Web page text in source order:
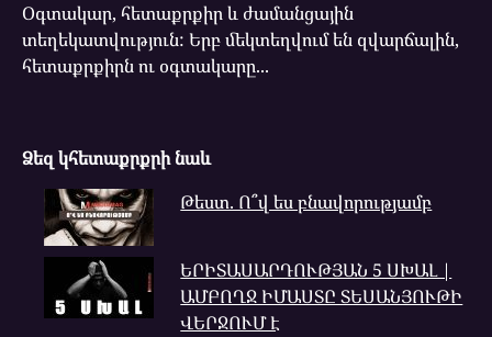
Օգտակար, հետաքրքիր և ժամանցային
տեղեկատվություն: Երբ մեկտեղվում են զվարճալին,
հետաքրքիրն ու օգտակարը...
Ձեզ կհետաքրքրի նաև
Թեստ. Ո՞վ ես բնավորությամբ
ԵՐԻՏԱՍԱՐԴՈՒԹՅԱՆ 5 ՍԽԱԼ |
ԱՄԲՈՂՋ ԻՄԱՍՏԸ ՏԵՍԱՆՅՈՒԹԻ
ՎԵՐՋՈՒՄ Է